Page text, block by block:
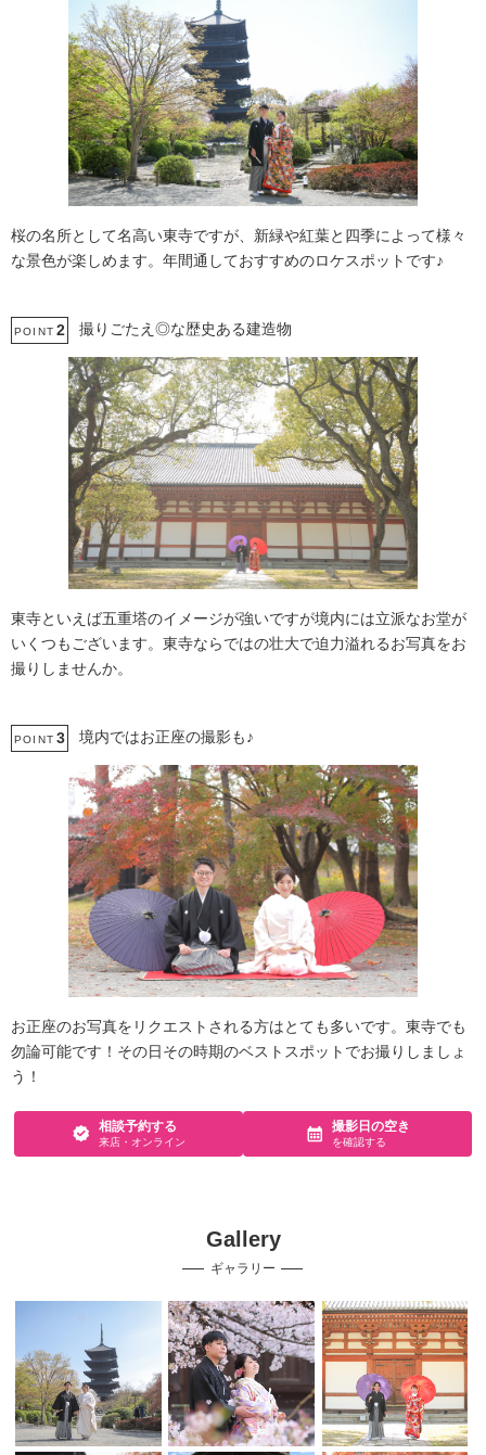
桜の名所として名高い東寺ですが、新緑や紅葉と四季によって様々
な景色が楽しめます。年間通しておすすめのロケスポットです♪
POINT 2 撮りごたえ◎な歴史ある建造物
東寺といえば五重塔のイメージが強いですが境内には立派なお堂が
いくつもございます。東寺ならではの壮大で迫力溢れるお写真をお
撮りしませんか。
POINT 3 境内ではお正座の撮影も♪
お正座のお写真をリクエストされる方はとても多いです。東寺でも
勿論可能です！その日その時期のベストスポットでお撮りしましょ
う！
相談予約する
来店・オンライン
撮影日の空き
を確認する
Gallery
ギャラリー